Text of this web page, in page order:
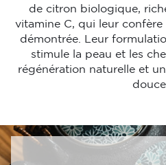
de citron biologique,
vitamine C, qui leur
démontrée. Leur
stimule la peau et les
régénération naturelle et